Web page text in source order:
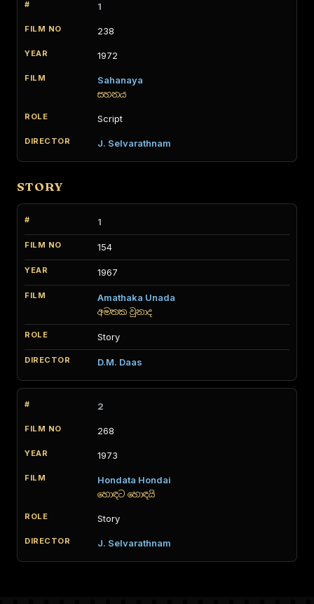
1
238
1972
Sahanaya
සහනය
Script
J. Selvarathnam
STORY
1
154
1967
Amathaka Unada
අමතක වුනාද
Story
D.M. Daas
2
268
1973
Hondata Hondai
හොඳට හොඳයි
Story
J. Selvarathnam